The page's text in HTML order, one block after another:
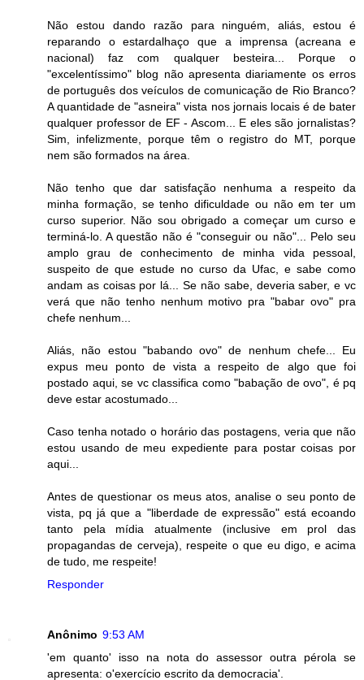
Não estou dando razão para ninguém, aliás, estou é
reparando o estardalhaço que a imprensa (acreana e
nacional) faz com qualquer besteira... Porque o
"excelentíssimo" blog não apresenta diariamente os erros
de português dos veículos de comunicação de Rio Branco?
A quantidade de "asneira" vista nos jornais locais é de bater
qualquer professor de EF - Ascom... E eles são jornalistas?
Sim, infelizmente, porque têm o registro do MT, porque
nem são formados na área.
Não tenho que dar satisfação nenhuma a respeito da
minha formação, se tenho dificuldade ou não em ter um
curso superior. Não sou obrigado a começar um curso e
terminá-lo. A questão não é "conseguir ou não"... Pelo seu
amplo grau de conhecimento de minha vida pessoal,
suspeito de que estude no curso da Ufac, e sabe como
andam as coisas por lá... Se não sabe, deveria saber, e vc
verá que não tenho nenhum motivo pra "babar ovo" pra
chefe nenhum...
Aliás, não estou "babando ovo" de nenhum chefe... Eu
expus meu ponto de vista a respeito de algo que foi
postado aqui, se vc classifica como "babação de ovo", é pq
deve estar acostumado...
Caso tenha notado o horário das postagens, veria que não
estou usando de meu expediente para postar coisas por
aqui...
Antes de questionar os meus atos, analise o seu ponto de
vista, pq já que a "liberdade de expressão" está ecoando
tanto pela mídia atualmente (inclusive em prol das
propagandas de cerveja), respeite o que eu digo, e acima
de tudo, me respeite!
Responder
Anônimo 9:53 AM
'em quanto' isso na nota do assessor outra pérola se
apresenta: o'exercício escrito da democracia'.